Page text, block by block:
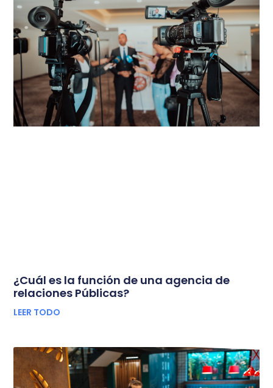
¿Cuál es la función de una agencia de
relaciones Públicas?
LEER TODO